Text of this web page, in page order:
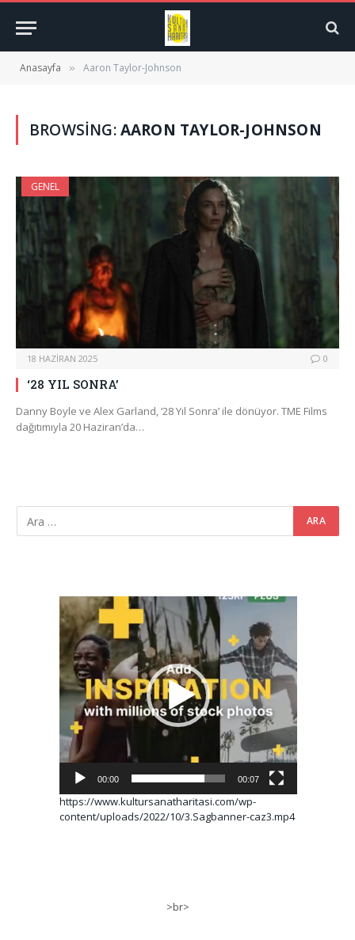
Anasayfa » Aaron Taylor-Johnson
BROWSING:AARON TAYLOR-JOHNSON
GENEL
18 HAZIRAN 2025 0
‘28 YIL SONRA’
Danny Boyle ve Alex Garland, ‘28 Yıl Sonra’ ile dönüyor. TME Films
dağıtımıyla 20 Haziran’da…
Video
oynatıcı
00:00 00:07
https://www.kultursanatharitasi.com/wp-
content/uploads/2022/10/3.Sagbanner-caz3.mp4
>br>